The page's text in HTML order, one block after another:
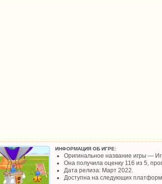
ИНФОРМАЦИЯ ОБ ИГРЕ:
Оригинальное название игры —
Она получила оценку 116 из 5,
Дата релиза: Март 2022.
Доступна на следующих